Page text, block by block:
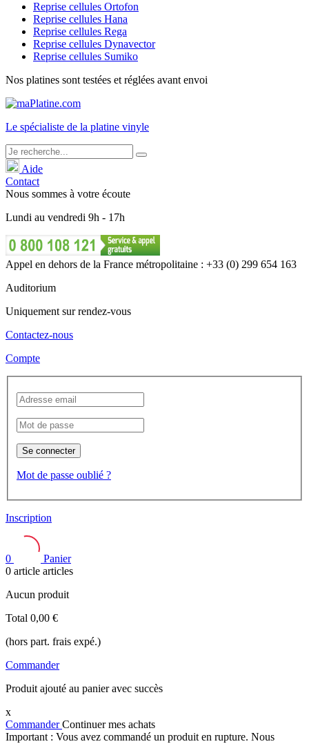
Reprise cellules Ortofon
Reprise cellules Hana
Reprise cellules Rega
Reprise cellules Dynavector
Reprise cellules Sumiko
Nos platines sont testées et réglées avant envoi
Le spécialiste de la platine vinyle
Aide
Contact
Nous sommes à votre écoute
Lundi au vendredi 9h - 17h
Appel en dehors de la France métropolitaine : +33 (0) 299 654 163
Auditorium
Uniquement sur rendez-vous
Contactez-nous
Compte
Se connecter
Mot de passe oublié ?
Inscription
0
Panier
0 article articles
Aucun produit
Total 0,00 €
(hors part. frais expé.)
Commander
Produit ajouté au panier avec succès
x
CommanderContinuer mes achats
Important : Vous avez commandé un produit en rupture. Nous